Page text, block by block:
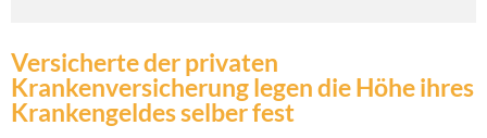
Versicherte der privaten
Krankenversicherung legen die Höhe ihres
Krankengeldes selber fest